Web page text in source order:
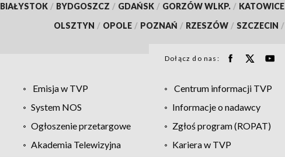
BIAŁYSTOK / BYDGOSZCZ / GDAŃSK / GORZÓW WLKP. / KATOWICE
OLSZTYN / OPOLE / POZNAŃ / RZESZÓW / SZCZECIN /
Dołącz do nas:
Emisja w TVP Centrum informacji TVP
System NOS Informacje o nadawcy
Ogłoszenie przetargowe Zgłoś program (ROPAT)
Akademia Telewizyjna Kariera w TVP